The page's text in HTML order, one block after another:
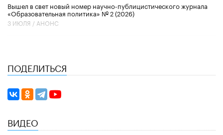
Вышел в свет новый номер научно-публицистического журнала
«Образовательная политика» № 2 (2026)
3 ИЮЛЯ / АНОНС
ПОДЕЛИТЬСЯ
ВИДЕО